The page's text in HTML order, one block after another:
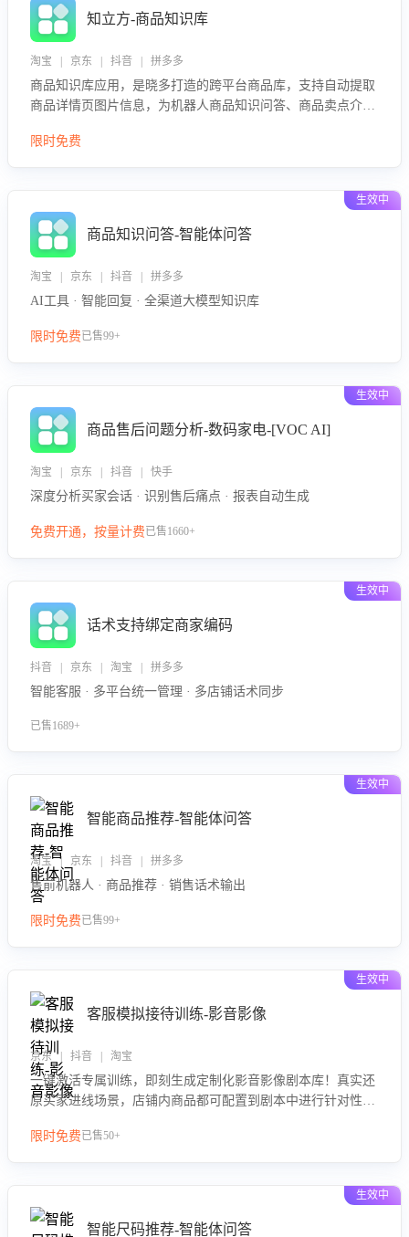
知立方-商品知识库
淘宝 | 京东 | 抖音 | 拼多多
商品知识库应用，是晓多打造的跨平台商品库，支持自动提取
商品详情页图片信息，为机器人商品知识问答、商品卖点介绍
限时免费
生效中
商品知识问答-智能体问答
淘宝 | 京东 | 抖音 | 拼多多
AI工具 · 智能回复 · 全渠道大模型知识库
限时免费已售99+
生效中
商品售后问题分析-数码家电-[VOC AI]
淘宝 | 京东 | 抖音 | 快手
深度分析买家会话 · 识别售后痛点 · 报表自动生成
免费开通，按量计费已售1660+
生效中
话术支持绑定商家编码
抖音 | 京东 | 淘宝 | 拼多多
智能客服 · 多平台统一管理 · 多店铺话术同步
已售1689+
生效中
智能商品推荐-智能体问答
淘宝 | 京东 | 抖音 | 拼多多
售前机器人 · 商品推荐 · 销售话术输出
限时免费已售99+
生效中
客服模拟接待训练-影音影像
京东 | 抖音 | 淘宝
一键激活专属训练，即刻生成定制化影音影像剧本库！真实还
原买家进线场景，店铺内商品都可配置到剧本中进行针对性训
即开通”，快速获取影音影像类目剧本，一键开启客服培训。
限时免费已售50+
生效中
智能尺码推荐-智能体问答